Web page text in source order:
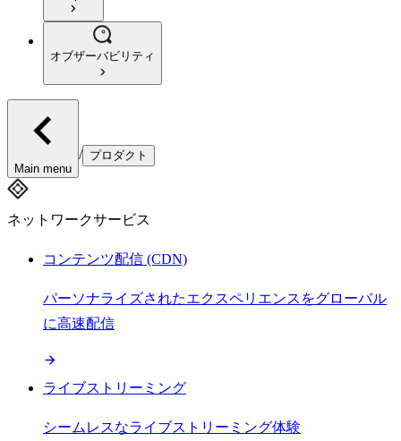
オブザーバビリティ
Main menu
/ プロダクト
ネットワークサービス
コンテンツ配信 (CDN)
パーソナライズされたエクスペリエンスをグローバル
に高速配信
ライブストリーミング
シームレスなライブストリーミング体験